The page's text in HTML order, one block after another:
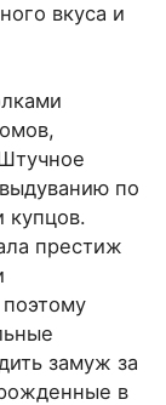
вкуса и
по
купцов.
престиж
замуж за
в